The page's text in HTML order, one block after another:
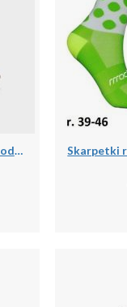
Skarpety do łowiectwa podwodnego Beuchat Sirocco Elite 3 mm